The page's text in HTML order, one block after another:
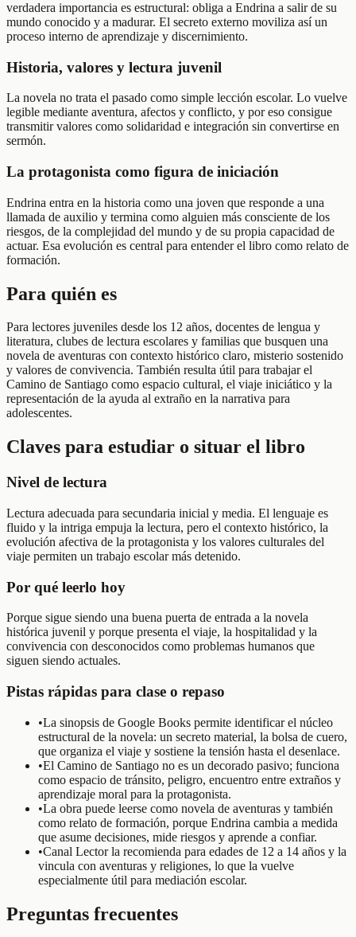
verdadera importancia es estructural: obliga a Endrina a salir de su
mundo conocido y a madurar. El secreto externo moviliza así un
proceso interno de aprendizaje y discernimiento.
Historia, valores y lectura juvenil
La novela no trata el pasado como simple lección escolar. Lo vuelve
legible mediante aventura, afectos y conflicto, y por eso consigue
transmitir valores como solidaridad e integración sin convertirse en
sermón.
La protagonista como figura de iniciación
Endrina entra en la historia como una joven que responde a una
llamada de auxilio y termina como alguien más consciente de los
riesgos, de la complejidad del mundo y de su propia capacidad de
actuar. Esa evolución es central para entender el libro como relato de
formación.
Para quién es
Para lectores juveniles desde los 12 años, docentes de lengua y
literatura, clubes de lectura escolares y familias que busquen una
novela de aventuras con contexto histórico claro, misterio sostenido
y valores de convivencia. También resulta útil para trabajar el
Camino de Santiago como espacio cultural, el viaje iniciático y la
representación de la ayuda al extraño en la narrativa para
adolescentes.
Claves para estudiar o situar el libro
Nivel de lectura
Lectura adecuada para secundaria inicial y media. El lenguaje es
fluido y la intriga empuja la lectura, pero el contexto histórico, la
evolución afectiva de la protagonista y los valores culturales del
viaje permiten un trabajo escolar más detenido.
Por qué leerlo hoy
Porque sigue siendo una buena puerta de entrada a la novela
histórica juvenil y porque presenta el viaje, la hospitalidad y la
convivencia con desconocidos como problemas humanos que
siguen siendo actuales.
Pistas rápidas para clase o repaso
•La sinopsis de Google Books permite identificar el núcleo
estructural de la novela: un secreto material, la bolsa de cuero,
que organiza el viaje y sostiene la tensión hasta el desenlace.
•El Camino de Santiago no es un decorado pasivo; funciona
como espacio de tránsito, peligro, encuentro entre extraños y
aprendizaje moral para la protagonista.
•La obra puede leerse como novela de aventuras y también
como relato de formación, porque Endrina cambia a medida
que asume decisiones, mide riesgos y aprende a confiar.
•Canal Lector la recomienda para edades de 12 a 14 años y la
vincula con aventuras y religiones, lo que la vuelve
especialmente útil para mediación escolar.
Preguntas frecuentes